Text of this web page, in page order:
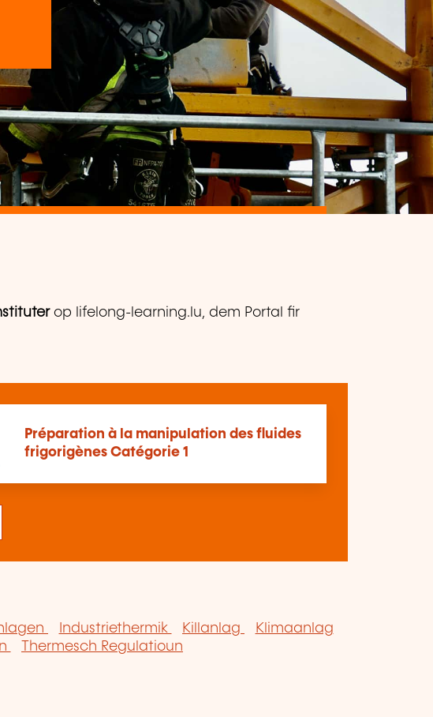
op lifelong-learning.lu, dem Portal fir
Préparation à la manipulation des fluides
frigorigènes Catégorie 1
Industriethermik Killanlag
Klimaanlag
Thermesch Regulatioun